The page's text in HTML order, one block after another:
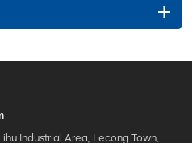
Industrial Area, Lecong Town,